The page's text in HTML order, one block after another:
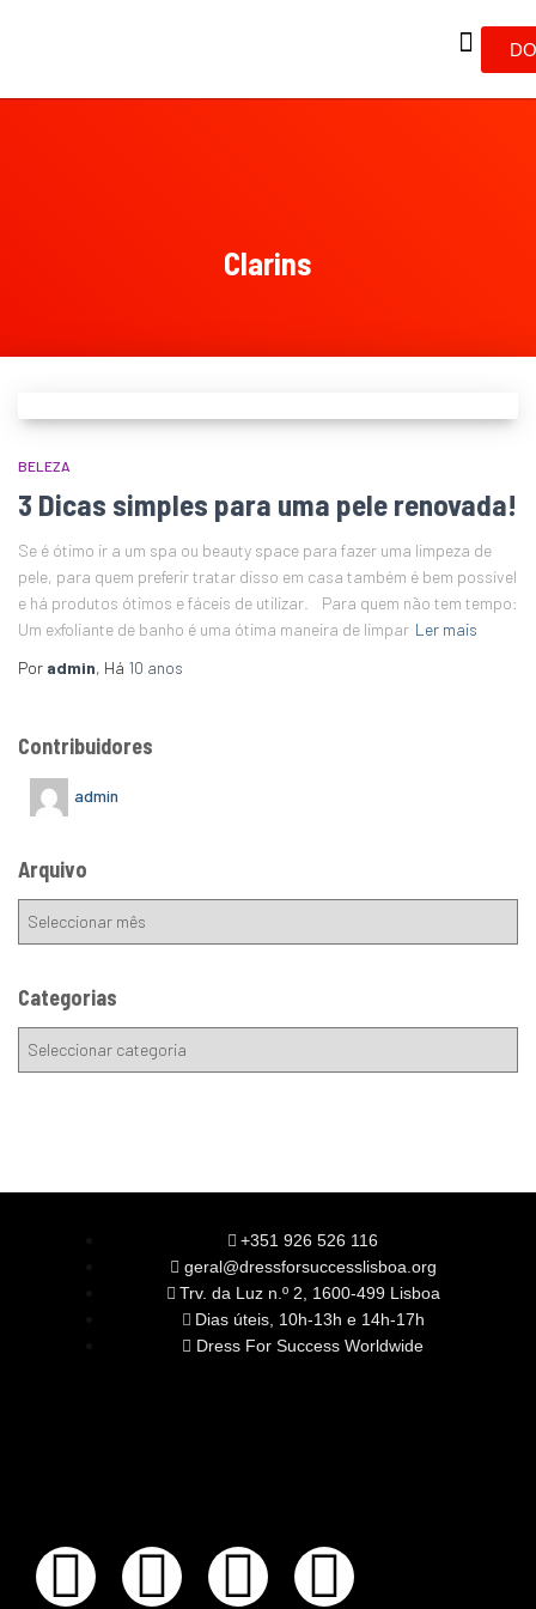
Clarins
BELEZA
3 Dicas simples para uma pele renovada!
Se é ótimo ir a um spa ou beauty space para fazer uma limpeza de
pele, para quem preferir tratar disso em casa também é bem possível
e há produtos ótimos e fáceis de utilizar. Para quem não tem tempo:
Um exfoliante de banho é uma ótima maneira de limpar Ler mais
Por admin, Há 10 anos
Contribuidores
admin
Arquivo
Categorias
+351 926 526 116
geral@dressforsuccesslisboa.org
Trv. da Luz n.º 2, 1600-499 Lisboa
Dias úteis, 10h-13h e 14h-17h
Dress For Success Worldwide